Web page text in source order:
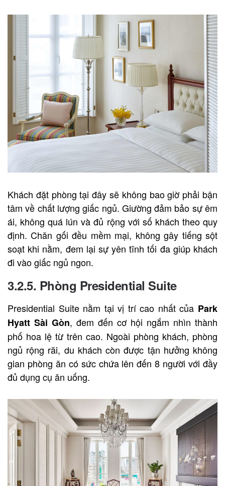
Khách đặt phòng tại đây sẽ không bao giờ phải bận
tâm về chất lượng giấc ngủ. Giường đảm bảo sự êm
ái, không quá lún và đủ rộng với số khách theo quy
định. Chăn gối đều mềm mại, không gây tiếng sột
soạt khi nằm, đem lại sự yên tĩnh tối đa giúp khách
đi vào giấc ngủ ngon.
3.2.5. Phòng Presidential Suite
Presidential Suite nằm tại vị trí cao nhất của Park
Hyatt Sài Gòn, đem đến cơ hội ngắm nhìn thành
phố hoa lệ từ trên cao. Ngoài phòng khách, phòng
ngủ rộng rãi, du khách còn được tận hưởng không
gian phòng ăn có sức chứa lên đến 8 người với đầy
đủ dụng cụ ăn uống.